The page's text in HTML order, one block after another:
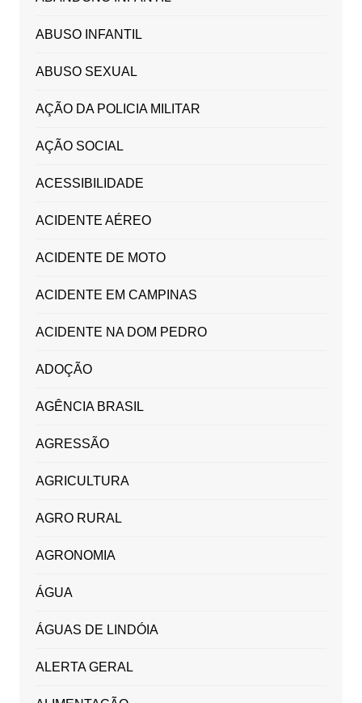
ABUSO INFANTIL
ABUSO SEXUAL
AÇÃO DA POLICIA MILITAR
AÇÃO SOCIAL
ACESSIBILIDADE
ACIDENTE AÉREO
ACIDENTE DE MOTO
ACIDENTE EM CAMPINAS
ACIDENTE NA DOM PEDRO
ADOÇÃO
AGÊNCIA BRASIL
AGRESSÃO
AGRICULTURA
AGRO RURAL
AGRONOMIA
ÁGUA
ÁGUAS DE LINDÓIA
ALERTA GERAL